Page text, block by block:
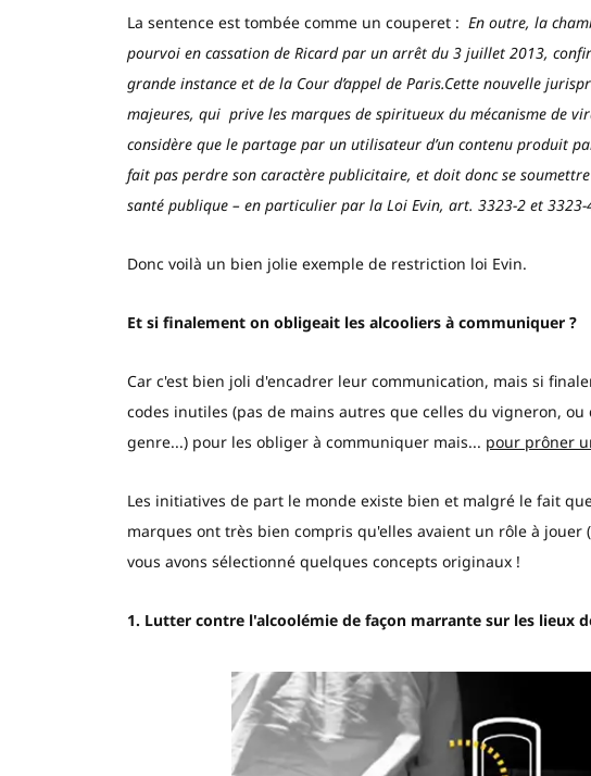
La sentence est tombée comme un couperet : En outre, la
pourvoi en cassation de Ricard par un arrêt du 3 juillet 2013,
grande instance et de la Cour d’appel de Paris.Cette nouvelle
majeures, qui prive les marques de spiritueux du mécanisme de
considère que le partage par un utilisateur d’un contenu produit
fait pas perdre son caractère publicitaire, et doit donc se
santé publique – en particulier par la Loi Evin, art. 3323-2 et 3323-
Donc voilà un bien jolie exemple de restriction loi Evin.
Et si finalement on obligeait les alcooliers à communiquer ?
Car c'est bien joli d'encadrer leur communication, mais si
codes inutiles (pas de mains autres que celles du vigneron,
genre...) pour les obliger à communiquer mais... pour prôner
Les initiatives de part le monde existe bien et malgré le fait
marques ont très bien compris qu'elles avaient un rôle à jouer
vous avons sélectionné quelques concepts originaux !
1. Lutter contre l'alcoolémie de façon marrante sur les lieux